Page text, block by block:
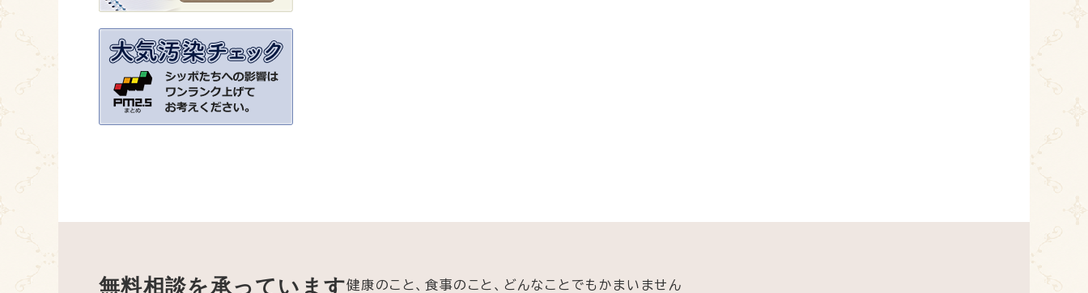
無料相談を承っています健康のこと、食事のこと、
どんなことでもかまいません